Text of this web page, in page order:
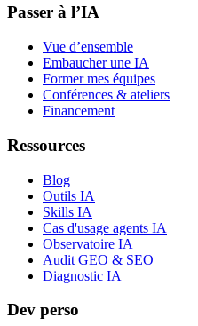
Passer à l’IA
Vue d’ensemble
Embaucher une IA
Former mes équipes
Conférences & ateliers
Financement
Ressources
Blog
Outils IA
Skills IA
Cas d'usage agents IA
Observatoire IA
Audit GEO & SEO
Diagnostic IA
Dev perso